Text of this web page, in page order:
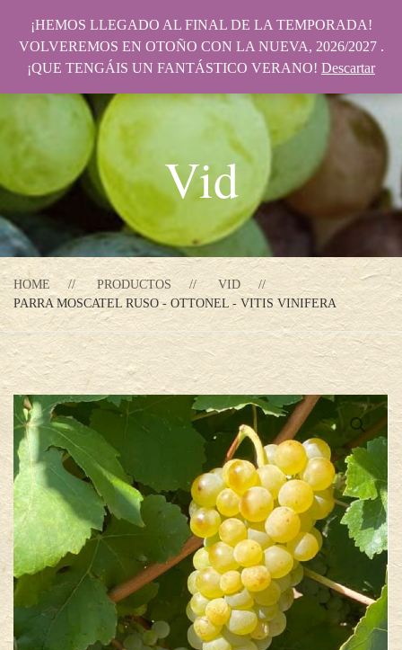
Vid
HOME PRODUCTOS
VID
PARRA MOSCATEL RUSO - OTTONEL - VITIS VINIFERA
¡HEMOS LLEGADO AL FINAL DE LA TEMPORADA!
VOLVEREMOS EN OTOÑO CON LA NUEVA, 2026/2027 .
¡QUE TENGÁIS UN FANTÁSTICO VERANO! Descartar